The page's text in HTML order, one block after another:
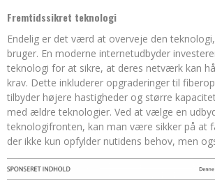
Fremtidssikret teknologi
Endelig er det værd at overveje den
bruger. En moderne internetudbyder
teknologi for at sikre, at deres netværk kan
krav. Dette inkluderer opgraderinger til
tilbyder højere hastigheder og større
med ældre teknologier. Ved at vælge en
teknologifronten, kan man være sikker på at
der ikke kun opfylder nutidens behov, men